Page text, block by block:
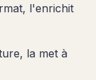
l'enrichit
la met à